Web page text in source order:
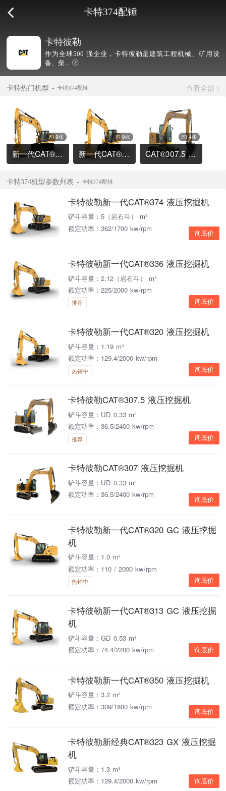
卡特374配锤
卡特彼勒
作为全球500 强企业，卡特彼勒是建筑工程机械、矿用设
备、柴...
卡特热门机型 卡特374配锤 查看全部
9张
新一代CAT®336 液压挖掘机
9张
新一代CAT®320 液压挖掘机
4张
CAT®307.5 液压挖掘机
卡特374机型参数列表 卡特374配锤
卡特彼勒新一代CAT®374 液压挖掘机
铲斗容量：5（岩石斗） m³
额定功率：362/1700 kw/rpm
询底价
卡特彼勒新一代CAT®336 液压挖掘机
铲斗容量：2.12（岩石斗） m³
额定功率：225/2000 kw/rpm
推荐 询底价
卡特彼勒新一代CAT®320 液压挖掘机
铲斗容量：1.19 m³
额定功率：129.4/2000 kw/rpm
热销中 询底价
卡特彼勒CAT®307.5 液压挖掘机
铲斗容量：UD 0.33 m³
额定功率：36.5/2400 kw/rpm
推荐 询底价
卡特彼勒CAT®307 液压挖掘机
铲斗容量：UD 0.33 m³
额定功率：36.5/2400 kw/rpm
询底价
卡特彼勒新一代CAT®320 GC 液压挖掘
机
铲斗容量：1.0 m³
额定功率：110 / 2000 kw/rpm
热销中 询底价
卡特彼勒新一代CAT®313 GC 液压挖掘
机
铲斗容量：GD 0.53 m³
额定功率：74.4/2200 kw/rpm
询底价
卡特彼勒新一代CAT®350 液压挖掘机
铲斗容量：3.2 m³
额定功率：309/1800 kw/rpm
询底价
卡特彼勒新经典CAT®323 GX 液压挖掘
机
铲斗容量：1.3 m³
额定功率：129.4/2000 kw/rpm
询底价